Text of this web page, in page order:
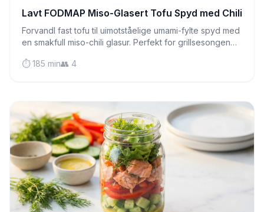
Lavt FODMAP Miso-Glasert Tofu Spyd med Chili
Forvandl fast tofu til uimotståelige umami-fylte spyd med
en smakfull miso-chili glasur. Perfekt for grillsesongen
⏱️ 185 min👥 4